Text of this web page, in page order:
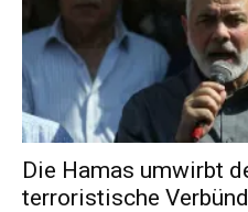
Die Hamas umwirbt
terroristische